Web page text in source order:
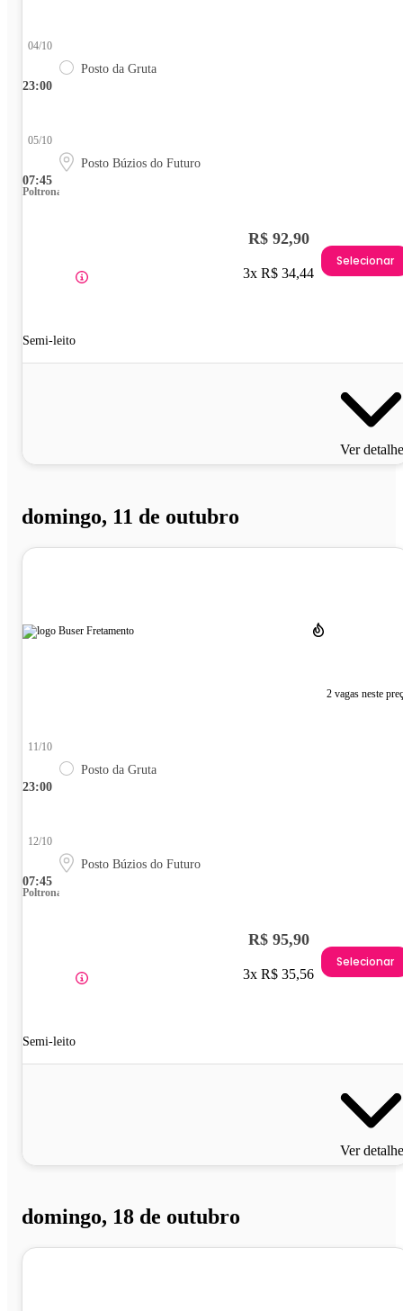
23:00
04/10
Posto da Gruta
07:45
05/10
Posto Búzios do Futuro
Poltrona
Semi-leito
R$ 92,90
3x R$ 34,44
Selecionar
Ver
domingo, 11 de outubro
2 vagas neste
23:00
11/10
Posto da Gruta
07:45
12/10
Posto Búzios do Futuro
Poltrona
Semi-leito
R$ 95,90
3x R$ 35,56
Selecionar
Ver
domingo, 18 de outubro